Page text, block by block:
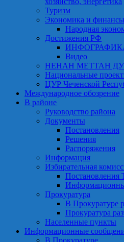
Туризм
Экономика и финансы
Народная
Достижения РФ
Видео
НЕНАН МЕТТАН
Национальные
ЦУР Чеченской
Международное обозрение
В районе
Руководство района
Документы
Постановления
Решения
Распоряжения
Информация
Избирательная
Прокуратура
В Прокуратуре
Прокуратура
Населенные пункты
Информационные
В Прокуратуре